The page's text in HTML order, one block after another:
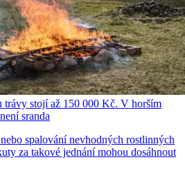
trávy stojí až 150 000 Kč. V horším
sranda
spalování nevhodných rostlinných
za takové jednání mohou dosáhnout